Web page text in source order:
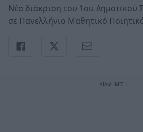
Νέα διάκριση του 1ου Δημοτικού
σε Πανελλήνιο Μαθητικό